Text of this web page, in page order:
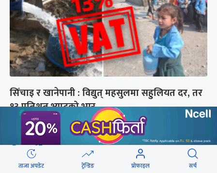
सिँचाइ र खानेपानी : विद्युत् महसुलमा सहुलियत दर, तर
१३ प्रतिशत भ्याटको भार
छुटाउनुभयो कि ?
संसद्लाई टेर्दैनन् प्रधानमन्त्री, लाचार
ताजा अपडेट ट्रेन्डिङ प्रोफाइल सर्च